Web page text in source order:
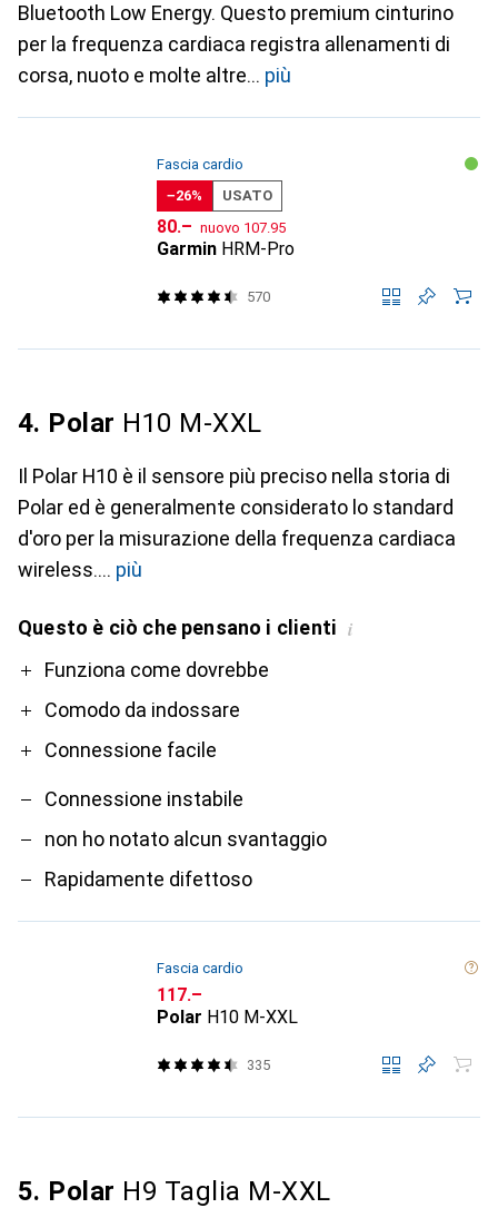
Bluetooth Low Energy. Questo premium cinturino
per la frequenza cardiaca registra allenamenti di
corsa, nuoto e molte altre
più
Fascia cardio
−26%
USATO
CHF
80.– nuovo CHF
107.95
Garmin HRM-Pro
570
4. Polar H10 M-XXL
Il Polar H10 è il sensore più preciso nella storia di
Polar ed è generalmente considerato lo standard
d'oro per la misurazione della frequenza cardiaca
wireless.
più
Questo è ciò che pensano i clienti i
ProFunziona come dovrebbe
Comodo da indossare
Connessione facile
Contro
Connessione instabile
non ho notato alcun svantaggio
Rapidamente difettoso
Fascia cardio
CHF
117.–
Polar H10 M-XXL
335
5. Polar H9 Taglia M-XXL